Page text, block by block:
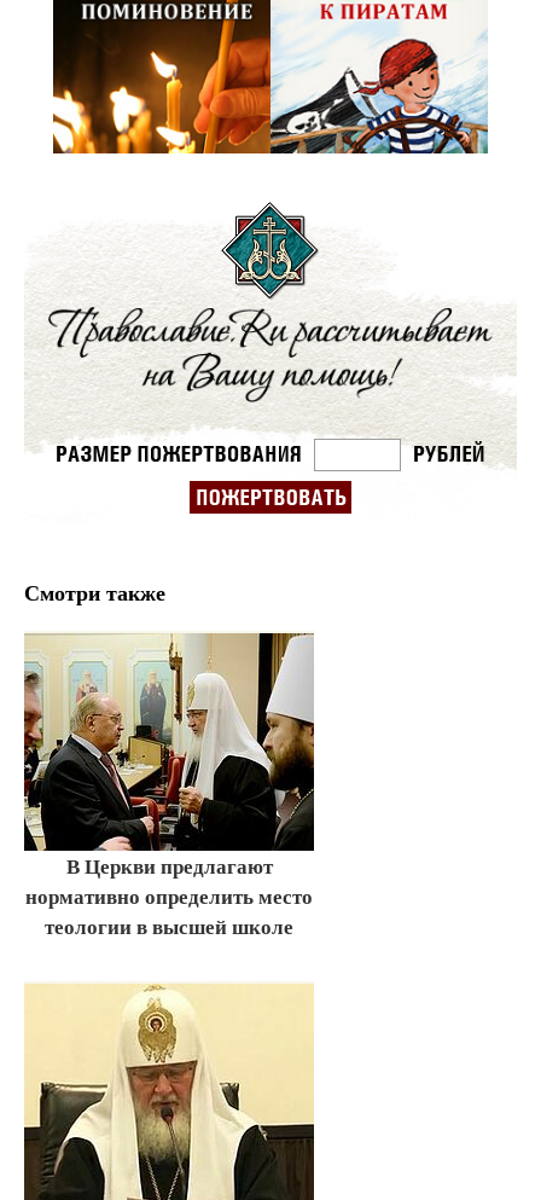
Смотри также
В Церкви предлагают
нормативно определить место
теологии в высшей школе